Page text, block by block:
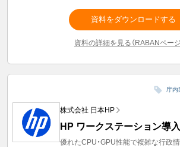
資料をダウンロードする
資料の詳細を見る（RABANページ
庁内
株式会社 日本HP
HP ワークステーション導
優れたCPU・GPU性能で複雑な行政